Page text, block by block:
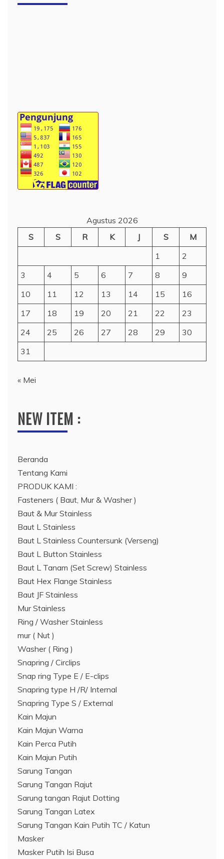
Agustus 2026
S
S R K J S
M
1
2
3
4 5 6 7 8
9
10
11 12 13 14 15
16
17
18 19 20 21 22
23
24
25 26 27 28 29
30
31
« Mei
NEW ITEM :
Beranda
Tentang Kami
PRODUK KAMI :
Fasteners ( Baut, Mur & Washer )
Baut & Mur Stainless
Baut L Stainless
Baut L Stainless Countersunk (Verseng)
Baut L Button Stainless
Baut L Tanam (Set Screw) Stainless
Baut Hex Flange Stainless
Baut JF Stainless
Mur Stainless
Ring / Washer Stainless
mur ( Nut )
Washer ( Ring )
Snapring / Circlips
Snap ring Type E / E-clips
Snapring type H /R/ Internal
Snapring Type S / External
Kain Majun
Kain Majun Warna
Kain Perca Putih
Kain Majun Putih
Sarung Tangan
Sarung Tangan Rajut
Sarung tangan Rajut Dotting
Sarung Tangan Latex
Sarung Tangan Kain Putih TC / Katun
Masker
Masker Putih Isi Busa